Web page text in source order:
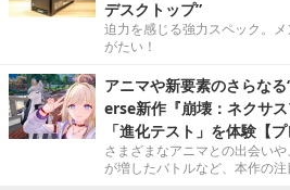
デスクトップ”
迫力を感じる強力スペック。
がたい！
アニマや新要素のさらな
erse新作『崩壊：ネクサ
「進化テスト」を体験【プ
さまざまなアニマとの出会い
が増したバトルなど、本作の注